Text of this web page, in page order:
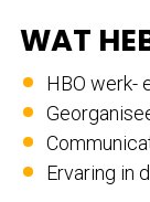
WAT
HBO werk-
Ervaring in